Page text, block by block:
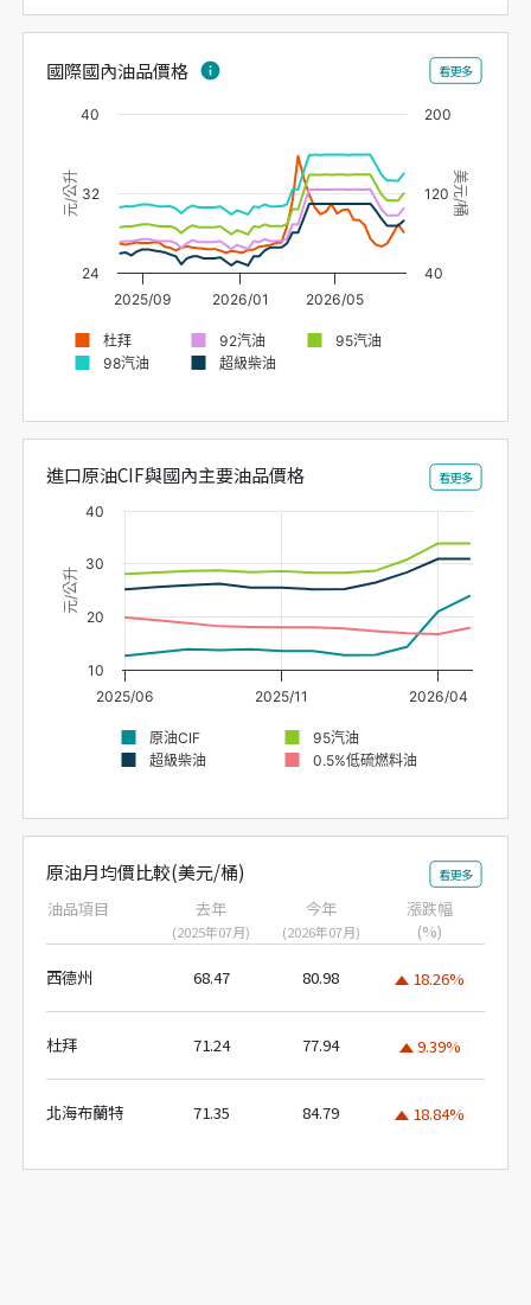
看更多
國際國內油品價格 info
元/公升 美元/桶
杜拜 92汽油
95汽油
98汽油
超級柴油
2026/01
2025/09 2026/05
24
32
40
40
120
200
看更多
進口原油CIF與國內主要油品價格
元/公升
原油CIF
95汽油
超級柴油
0.5%低硫燃料油
2025/06 2026/04
2025/11
10
20
30
40
看更多
原油月均價比較(美元/桶)
油品項目 去年
(2025年07月)
今年
(2026年07月)
漲跌幅
(%)
西德州 68.47 80.98 18.26%
杜拜 71.24 77.94 9.39%
北海布蘭特 71.35 84.79 18.84%